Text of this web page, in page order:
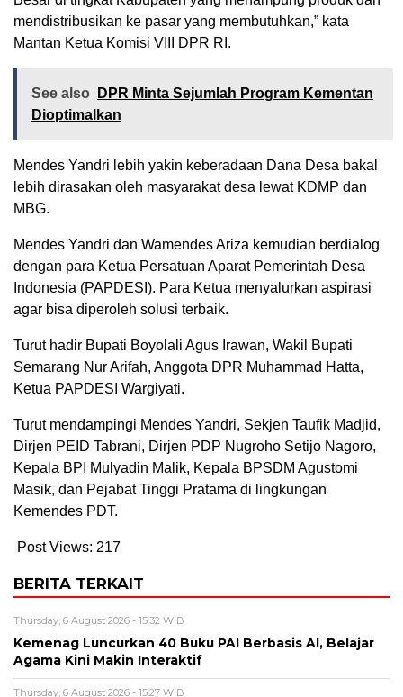
mendistribusikan ke pasar yang membutuhkan,” kata
Mantan Ketua Komisi VIII DPR RI.
See also
DPR Minta Sejumlah Program Kementan
Dioptimalkan
Mendes Yandri lebih yakin keberadaan Dana Desa bakal
lebih dirasakan oleh masyarakat desa lewat KDMP dan
MBG.
Mendes Yandri dan Wamendes Ariza kemudian berdialog
dengan para Ketua Persatuan Aparat Pemerintah Desa
Indonesia (PAPDESI). Para Ketua menyalurkan aspirasi
agar bisa diperoleh solusi terbaik.
Turut hadir Bupati Boyolali Agus Irawan, Wakil Bupati
Semarang Nur Arifah, Anggota DPR Muhammad Hatta,
Ketua PAPDESI Wargiyati.
Turut mendampingi Mendes Yandri, Sekjen Taufik Madjid,
Dirjen PEID Tabrani, Dirjen PDP Nugroho Setijo Nagoro,
Kepala BPI Mulyadin Malik, Kepala BPSDM Agustomi
Masik, dan Pejabat Tinggi Pratama di lingkungan
Kemendes PDT.
Post Views: 217
BERITA TERKAIT
Thursday, 6 August 2026 - 15:32 WIB
Kemenag Luncurkan 40 Buku PAI Berbasis AI, Belajar
Agama Kini Makin Interaktif
Thursday, 6 August 2026 - 15:27 WIB